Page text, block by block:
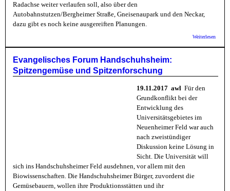
Radachse weiter verlaufen soll, also über den
Autobahnstutzen/Bergheimer Straße, Gneisenaupark und den Neckar,
dazu gibt es noch keine ausgereiften Planungen.
Weiterlesen
auf
Evangelisches Forum Handschuhsheim:
Spitzengemüse und Spitzenforschung
19.11.2017 awl Für den
Grundkonflikt bei der
Entwicklung des
Universitätsgebietes im
Neuenheimer Feld war auch
nach zweistündiger
Diskussion keine Lösung in
Sicht. Die Universität will
sich ins Handschuhsheimer Feld ausdehnen, vor allem mit den
Biowissenschaften. Die Handschuhsheimer Bürger, zuvorderst die
Gemüsebauern, wollen ihre Produktionsstätten und ihr